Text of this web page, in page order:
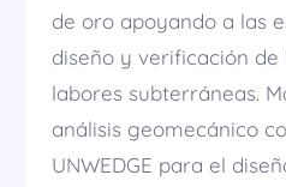
de oro apoyando a las
diseño y verificación de
labores subterráneas.
análisis geomecánico
UNWEDGE para el